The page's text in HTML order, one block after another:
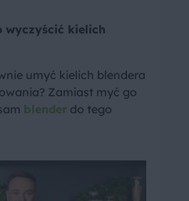
wyczyścić kielich
umyć kielich blendera
Zamiast myć go
blender do tego